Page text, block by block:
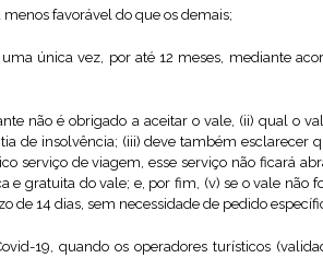
favorável do que os demais;
única vez, por até 12 meses, mediante
não é obrigado a aceitar o vale, (ii) qual o
de insolvência; (iii) deve também esclarecer
serviço de viagem, esse serviço não ficará
gratuita do vale; e, por fim, (v) se o vale não
de 14 dias, sem necessidade de pedido
19, quando os operadores turísticos